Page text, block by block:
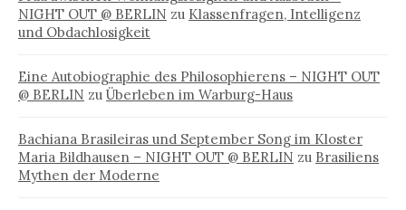
NIGHT OUT @ BERLIN zu Klassenfragen, Intelligenz
und Obdachlosigkeit
Eine Autobiographie des Philosophierens – NIGHT OUT
@ BERLIN zu Überleben im Warburg-Haus
Bachiana Brasileiras und September Song im Kloster
Maria Bildhausen – NIGHT OUT @ BERLIN zu Brasiliens
Mythen der Moderne